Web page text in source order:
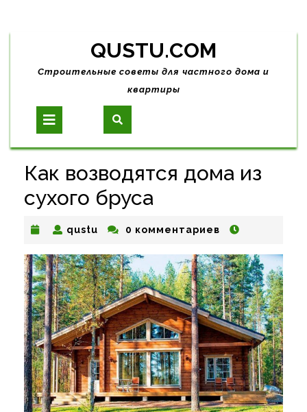
Skip
content
QUSTU.COM
Строительные советы для частного дома и
квартиры
Open
Button
Как возводятся дома из
сухого бруса
qustu qustu0 комментариев